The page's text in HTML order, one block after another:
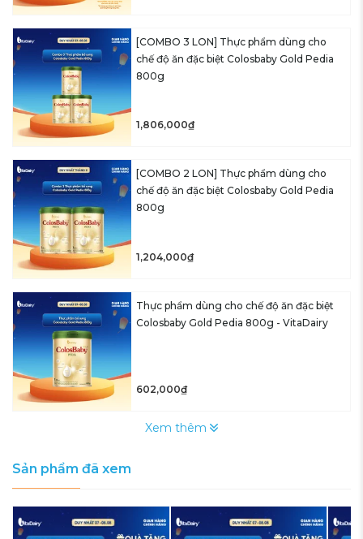
[COMBO 3 LON] Thực phẩm dùng cho
chế độ ăn đặc biệt Colosbaby Gold Pedia
800g
1,806,000₫
[COMBO 2 LON] Thực phẩm dùng cho
chế độ ăn đặc biệt Colosbaby Gold Pedia
800g
1,204,000₫
Thực phẩm dùng cho chế độ ăn đặc biệt
Colosbaby Gold Pedia 800g - VitaDairy
602,000₫
Xem thêm
Sản phẩm đã xem